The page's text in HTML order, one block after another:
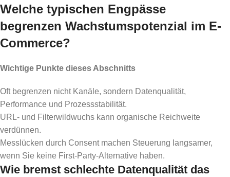
Welche typischen Engpässe
begrenzen Wachstumspotenzial im E-
Commerce?
Wichtige Punkte dieses Abschnitts
Oft begrenzen nicht Kanäle, sondern Datenqualität,
Performance und Prozessstabilität.
URL- und Filterwildwuchs kann organische Reichweite
verdünnen.
Messlücken durch Consent machen Steuerung langsamer,
wenn Sie keine First-Party-Alternative haben.
Wie bremst schlechte Datenqualität das